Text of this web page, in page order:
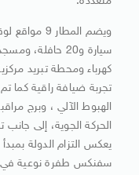
تجربة ضيافة راقية كما
الهبوط الآلي ، وبرج
الحركة الجوية، إلى
يعكس التزام الدولة
سفنكس طفرة نوعية في